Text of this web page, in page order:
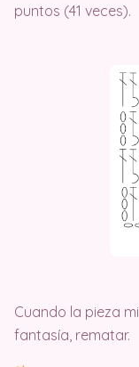
puntos (41 veces).
Cuando la pieza
fantasía, rematar.